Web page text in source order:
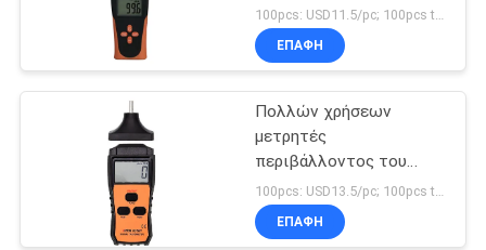
100pcs: USD11.5/pc; 100pcs to 500pcs: USD11/pc; 500pcs to 1000pcs: USD10.5; Above 3000pcs: USD10/pc MOQ:100PCS
ΕΠΑΦΉ
Πολλών χρήσεων
μετρητές
περιβάλλοντος του
VICTOR 6236P
ΕΠΑΦΉ